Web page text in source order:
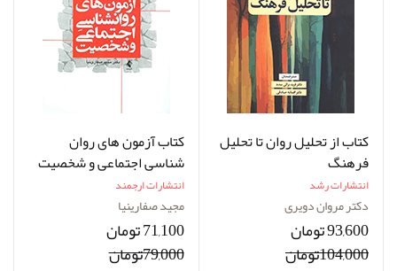
کتاب از تحلیل روان تا تحلیل
فرهنگ
انتشارات رشد
دکتر مروان دویری
93,600 تومان
104,000تومان
کتاب آزمون های روان
شناسی اجتماعی و شخصیت
انتشارات ارجمند
مجید صفارینیا
71,100 تومان
79,000تومان